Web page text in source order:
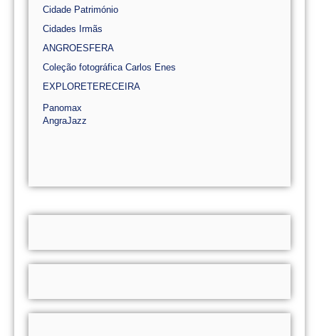
Cidade Património
Cidades Irmãs
ANGROESFERA
Coleção fotográfica Carlos Enes
EXPLORETERECEIRA
Panomax
AngraJazz